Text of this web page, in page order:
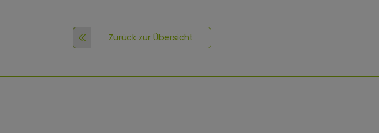
Zurück zur Übersicht